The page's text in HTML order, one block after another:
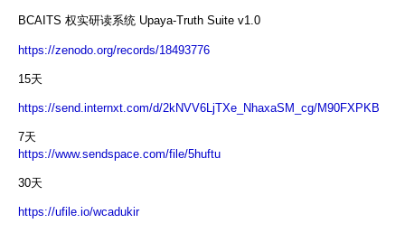
BCAITS 权实研读系统 Upaya-Truth Suite v1.0
https://zenodo.org/records/18493776
15天
https://send.internxt.com/d/2kNVV6LjTXe_NhaxaSM_cg/M90FXPKB
7天
https://www.sendspace.com/file/5huftu
30天
https://ufile.io/wcadukir